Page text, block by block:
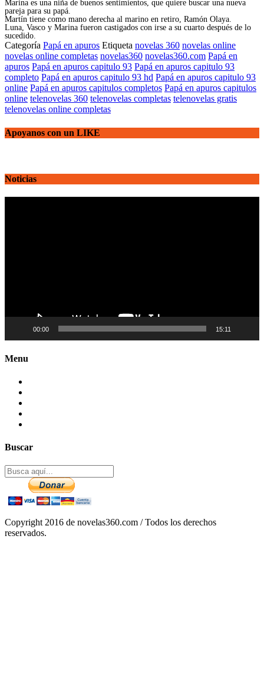
Marina es una niña de buenos sentimientos, que quiere buscar una nueva
pareja para su papá.
Martín tiene como mano derecha al marino en retiro, Ramón Olaya.
Luna, Vasco y Marina fueron castigados con irse a su cuarto después de lo
sucedido.
Categoría Papá en apuros Etiqueta novelas 360 novelas online
novelas online completas novelas360 novelas360.com Papá en
apuros Papá en apuros capitulo 93 Papá en apuros capitulo 93
completo Papá en apuros capitulo 93 hd Papá en apuros capitulo 93
online Papá en apuros capitulos completos Papá en apuros capitulos
online telenovelas 360 telenovelas completas telenovelas gratis
telenovelas online completas
Apoyanos con un LIKE
Noticias
00:00 15:11
Menu
Buscar
Copyright 2016 de novelas360.com / Todos los derechos
reservados.